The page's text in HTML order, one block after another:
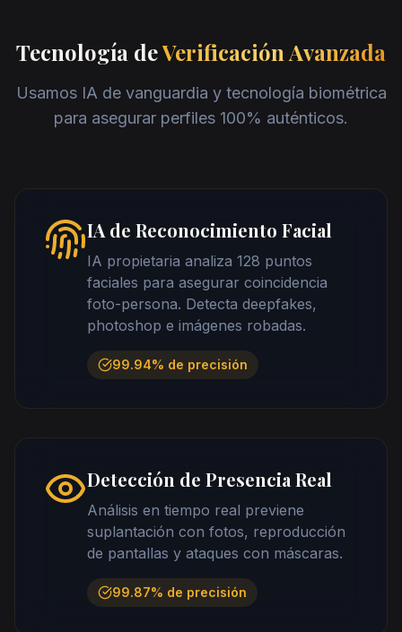
Tecnología deVerificación Avanzada
Usamos IA de vanguardia y tecnología biométrica
para asegurar perfiles 100% auténticos.
IA de Reconocimiento Facial
IA propietaria analiza 128 puntos
faciales para asegurar coincidencia
foto-persona. Detecta deepfakes,
photoshop e imágenes robadas.
99.94% de precisión
Detección de Presencia Real
Análisis en tiempo real previene
suplantación con fotos, reproducción
de pantallas y ataques con máscaras.
99.87% de precisión